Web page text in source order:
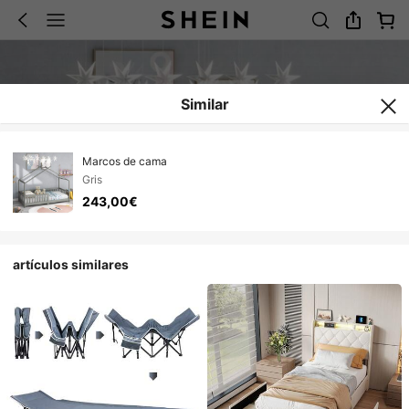
Similar
Marcos de cama
Gris
243,00€
artículos similares